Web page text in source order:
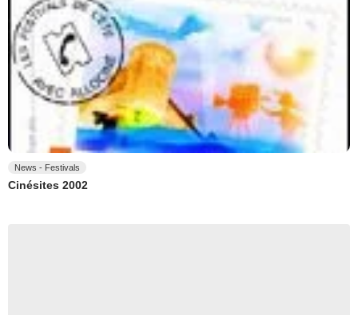
News - Festivals
Cinésites 2002